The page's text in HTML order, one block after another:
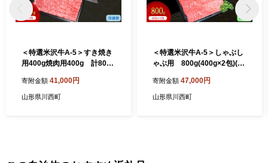
＜特選米沢牛A-5＞すき焼き
用400g焼肉用400g 計800g
き焼き 焼肉 牛肉 肉 美味しい
山形県 高級 ブランド牛 人気
寄附金額 41,000円
山形県川西町
＜特選米沢牛A-5＞しゃぶし
ゃぶ用 800g(400g×2包)(冷
ンド牛 高級肉 冷蔵 美味しい
人気 おすすめ 送料無料 山形
寄附金額 47,000円
山形県川西町